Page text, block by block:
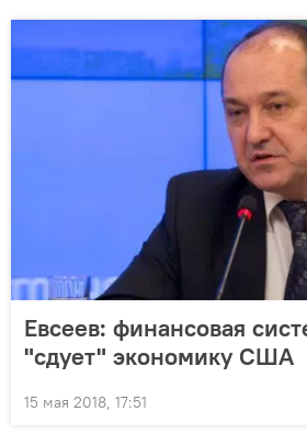
Евсеев: финансовая
"сдует" экономику США
15 мая 2018, 17:51